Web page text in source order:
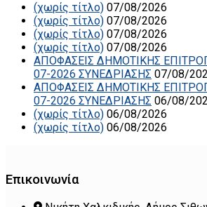
(χωρίς τίτλο) 07/08/2026
(χωρίς τίτλο) 07/08/2026
(χωρίς τίτλο) 07/08/2026
(χωρίς τίτλο) 07/08/2026
ΑΠΟΦΑΣΕΙΣ ΔΗΜΟΤΙΚΗΣ
07-2026 ΣΥΝΕΔΡΙΑΣΗΣ 07/08/
ΑΠΟΦΑΣΕΙΣ ΔΗΜΟΤΙΚΗΣ
07-2026 ΣΥΝΕΔΡΙΑΣΗΣ 06/08/
(χωρίς τίτλο) 06/08/2026
(χωρίς τίτλο) 06/08/2026
Επικοινωνία